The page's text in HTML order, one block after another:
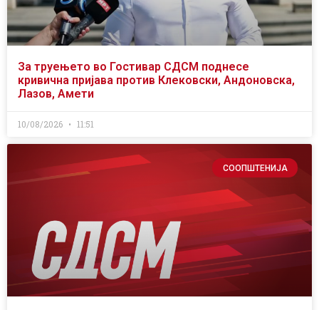
За труењето во Гостивар СДСМ поднесе
кривична пријава против Клековски, Андоновска,
Лазов, Амети
10/08/2026 11:51
СООПШТЕНИЈА